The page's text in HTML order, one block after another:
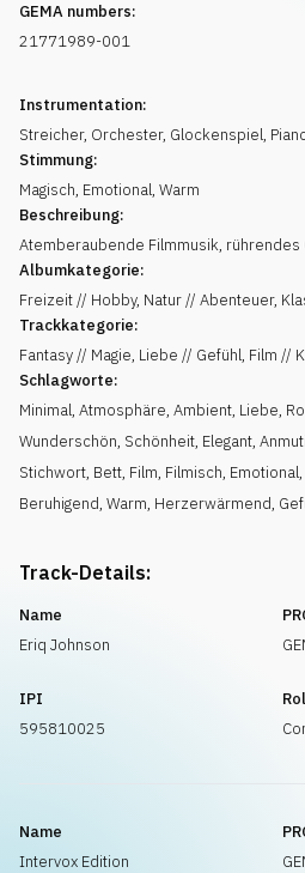
GEMA numbers:
21771989-001
Instrumentation:
Streicher, Orchester, Glockenspiel,
Stimmung:
Magisch, Emotional, Warm
Beschreibung:
Atemberaubende Filmmusik, rührendes
Albumkategorie:
Freizeit // Hobby, Natur // Abenteuer,
Trackkategorie:
Fantasy // Magie, Liebe // Gefühl, Film //
Schlagworte:
Minimal, Atmosphäre, Ambient, Liebe,
Wunderschön, Schönheit, Elegant,
Stichwort, Bett, Film, Filmisch, Emotional,
Beruhigend, Warm, Herzerwärmend,
Track-Details:
Name
Eriq Johnson
IPI
595810025
Name
Intervox Edition